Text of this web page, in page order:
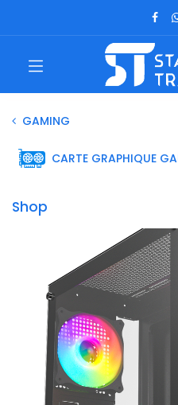
GAMING
CARTE GRAPHIQUE
Shop